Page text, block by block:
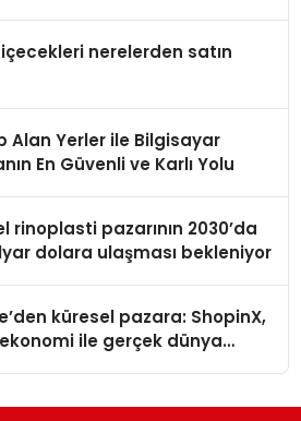
nerelerden satın
Alan Yerler ile Bilgisayar
En Güvenli ve Karlı Yolu
rinoplasti pazarının 2030’da
dolara ulaşması bekleniyor
küresel pazara: ShopinX,
ile gerçek dünya